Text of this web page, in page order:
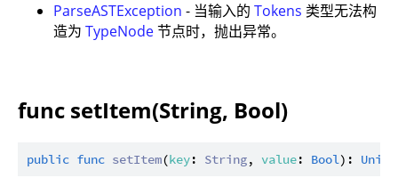
ParseASTException - 当输入的 Tokens 类型无法构
造为 TypeNode节点时，抛出异常。
func setItem(String, Bool)
public func setItem(key: String, value: Bool): Unit